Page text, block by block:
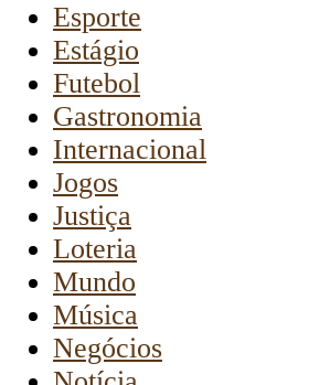
Esporte
Estágio
Futebol
Gastronomia
Internacional
Jogos
Justiça
Loteria
Mundo
Música
Negócios